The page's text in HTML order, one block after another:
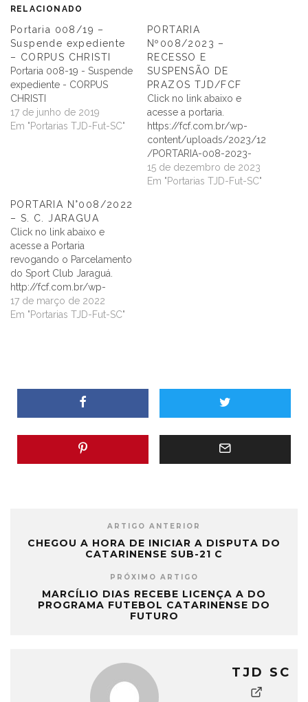
RELACIONADO
Portaria 008/19 –
Suspende expediente
– CORPUS CHRISTI
Portaria 008-19 - Suspende
expediente - CORPUS
CHRISTI
17 de junho de 2019
Em "Portarias TJD-Fut-SC"
PORTARIA
Nº008/2023 –
RECESSO E
SUSPENSÃO DE
PRAZOS TJD/FCF
Click no link abaixo e
acesse a portaria.
https://fcf.com.br/wp-
content/uploads/2023/12
/PORTARIA-008-2023-
RECESSO-TJD.pdf
15 de dezembro de 2023
Em "Portarias TJD-Fut-SC"
PORTARIA N°008/2022
– S. C. JARAGUA
Click no link abaixo e
acesse a Portaria
revogando o Parcelamento
do Sport Club Jaraguá.
http://fcf.com.br/wp-
content/uploads/2022/03
/PORTARIA-008-2022-
17 de março de 2022
Em "Portarias TJD-Fut-SC"
ARTIGO ANTERIOR
CHEGOU A HORA DE INICIAR A DISPUTA DO
CATARINENSE SUB-21 C
PRÓXIMO ARTIGO
MARCÍLIO DIAS RECEBE LICENÇA A DO
PROGRAMA FUTEBOL CATARINENSE DO
FUTURO
TJD SC